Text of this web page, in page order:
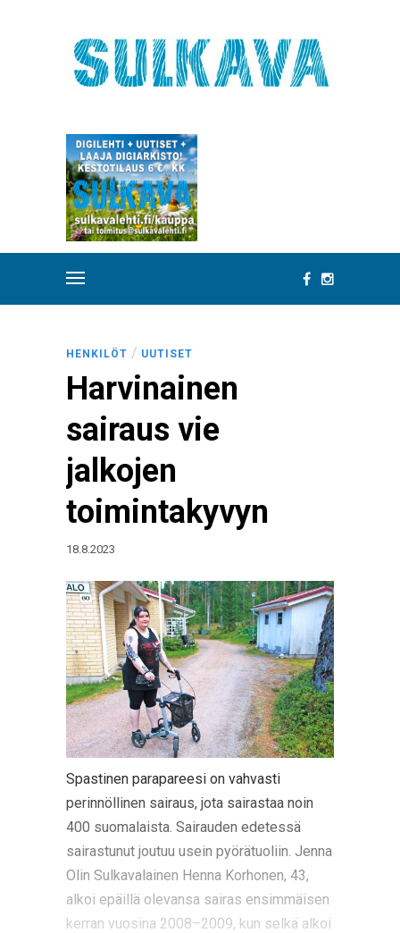
HENKILÖT / UUTISET
Harvinainen
sairaus vie
jalkojen
toimintakyvyn
18.8.2023
Spastinen parapareesi on vahvasti
perinnöllinen sairaus, jota sairastaa noin
400 suomalaista. Sairauden edetessä
sairastunut joutuu usein pyörätuoliin. Jenna
Olin Sulkavalainen Henna Korhonen, 43,
alkoi epäillä olevansa sairas ensimmäisen
kerran vuosina 2008–2009, kun selkä alkoi